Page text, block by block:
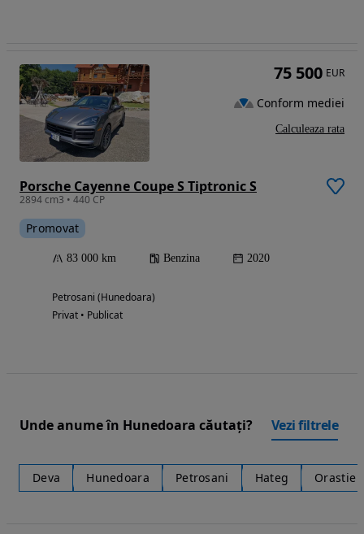
Porsche Cayenne Coupe S Tiptronic S
2894 cm3 • 440 CP
Promovat
83 000 km Benzina 2020
Petrosani (Hunedoara)
Privat • Publicat
75 500 EUR
Conform mediei
Calculeaza rata
Unde anume în Hunedoara căutați? Vezi filtrele
Deva Hunedoara Petrosani Hateg Orastie